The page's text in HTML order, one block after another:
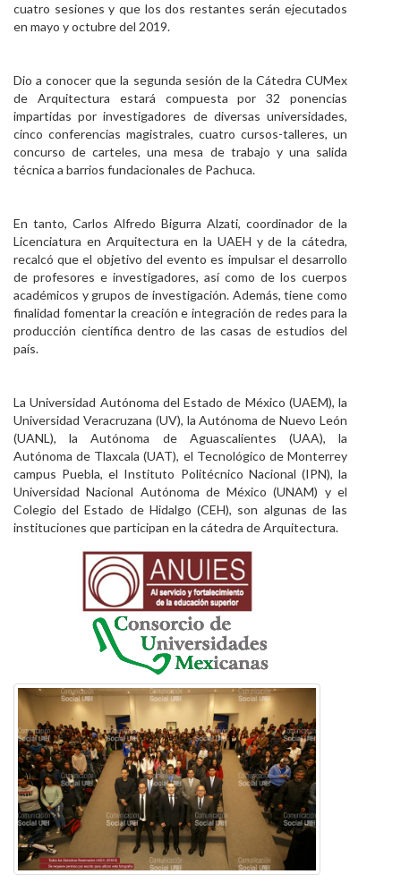
cuatro sesiones y que los dos restantes serán ejecutados
en mayo y octubre del 2019.
Dio a conocer que la segunda sesión de la Cátedra CUMex
de Arquitectura estará compuesta por 32 ponencias
impartidas por investigadores de diversas universidades,
cinco conferencias magistrales, cuatro cursos-talleres, un
concurso de carteles, una mesa de trabajo y una salida
técnica a barrios fundacionales de Pachuca.
En tanto, Carlos Alfredo Bigurra Alzati, coordinador de la
Licenciatura en Arquitectura en la UAEH y de la cátedra,
recalcó que el objetivo del evento es impulsar el desarrollo
de profesores e investigadores, así como de los cuerpos
académicos y grupos de investigación. Además, tiene como
finalidad fomentar la creación e integración de redes para la
producción científica dentro de las casas de estudios del
país.
La Universidad Autónoma del Estado de México (UAEM), la
Universidad Veracruzana (UV), la Autónoma de Nuevo León
(UANL), la Autónoma de Aguascalientes (UAA), la
Autónoma de Tlaxcala (UAT), el Tecnológico de Monterrey
campus Puebla, el Instituto Politécnico Nacional (IPN), la
Universidad Nacional Autónoma de México (UNAM) y el
Colegio del Estado de Hidalgo (CEH), son algunas de las
instituciones que participan en la cátedra de Arquitectura.